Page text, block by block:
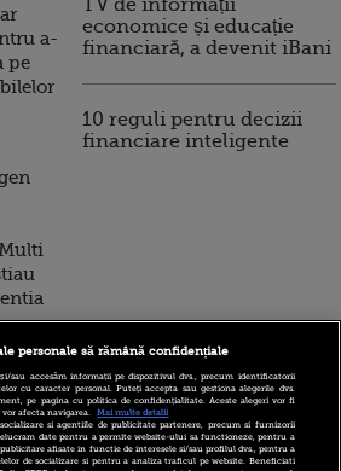
a-
pe
TV de informații
economice și educație
financiară, a devenit iBani
10 reguli pentru decizii
financiare inteligente
personale să rămână confidențiale
sau accesăm informații pe dispozitivul dvs., precum identificatorii
cu caracter personal. Puteți accepta sau gestiona alegerile dvs.
pe pagina cu politica de confidențialitate. Aceste alegeri vor fi
afecta navigarea.
Mai multe detalii
si agentiile de publicitate partenere, precum si furnizorii
date pentru a permite website-ului sa functioneze, pentru a
afisate in functie de interesele si/sau profilul dvs., pentru a
de socializare si pentru a analiza traficul pe website. Beneficiati